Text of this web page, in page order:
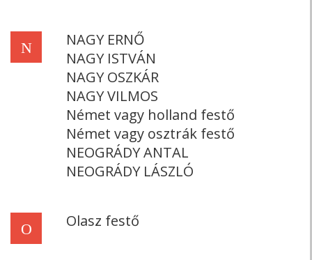
N
NAGY ERNŐ
NAGY ISTVÁN
NAGY OSZKÁR
NAGY VILMOS
Német vagy holland festő
Német vagy osztrák festő
NEOGRÁDY ANTAL
NEOGRÁDY LÁSZLÓ
O Olasz festő